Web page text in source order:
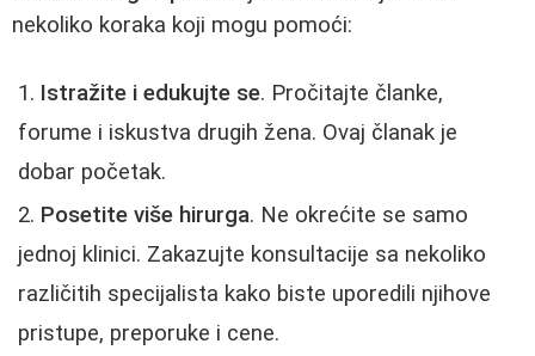
nekoliko koraka koji mogu pomoći:
Istražite i edukujte se. Pročitajte članke,
forume i iskustva drugih žena. Ovaj članak je
dobar početak.
Posetite više hirurga. Ne okrećite se samo
jednoj klinici. Zakazujte konsultacije sa nekoliko
različitih specijalista kako biste uporedili njihove
pristupe, preporuke i cene.